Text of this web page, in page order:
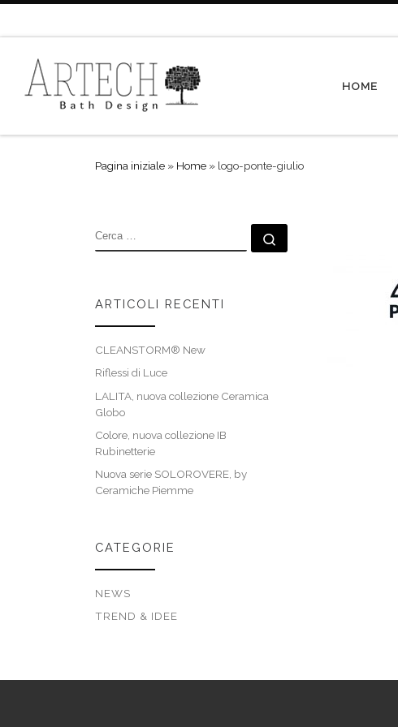
HOME
Pagina iniziale » Home » logo-ponte-giulio
CERCA
ARTICOLI RECENTI
CLEANSTORM® New
Riflessi di Luce
LALITA, nuova collezione Ceramica
Globo
Colore, nuova collezione IB
Rubinetterie
Nuova serie SOLOROVERE, by
Ceramiche Piemme
CATEGORIE
NEWS
TREND & IDEE